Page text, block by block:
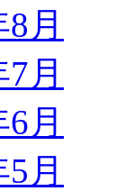
月
月
月
月